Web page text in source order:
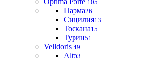
Optima Porte 105
Парма26
Сицилия13
Тоскана15
Турин51
Velldoris 49
Alto3